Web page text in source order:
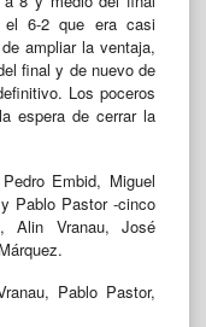
el 6-2 que era casi
ampliar la ventaja,
final y de nuevo de
Los poceros
espera de cerrar la
Embid, Miguel
Pablo Pastor -cinco
Alin Vranau, José
Pablo Pastor,